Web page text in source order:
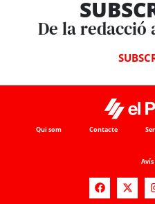
De la
Qui som Contacte
Avís